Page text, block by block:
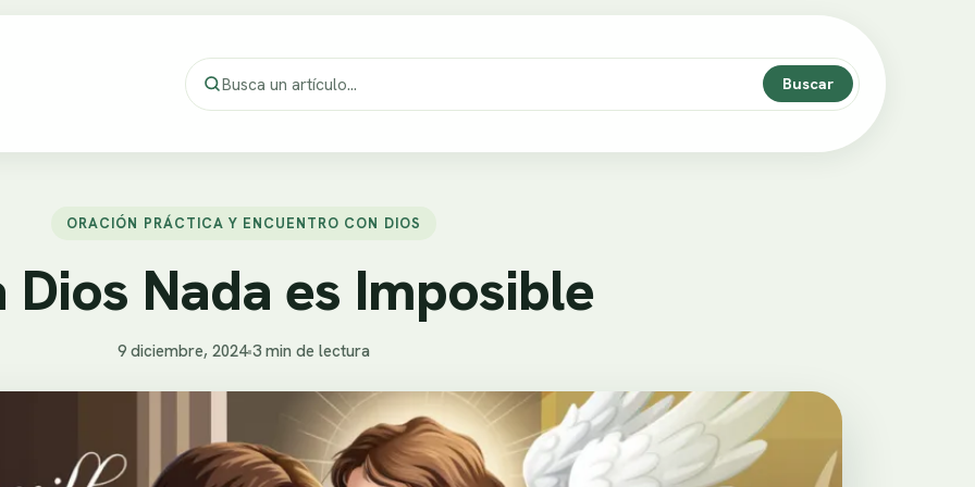
Buscar
ORACIÓN PRÁCTICA Y ENCUENTRO CON DIOS
Dios Nada es Imposible
9 diciembre, 2024•3 min de lectura